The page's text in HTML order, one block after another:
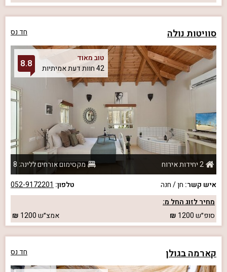
סוויטות נולה חד נס
טוב מאוד
42 חוות דעת אמיתיות
8.8
2 יחידות אירוח
מקסימום אורחים ללינה: 8
איש קשר: חן / חנה טלפון: 052-9172201
מחיר לזוג החל מ:
סופ״ש1200 אמצ״ש1200
קארמה בגולן חד נס